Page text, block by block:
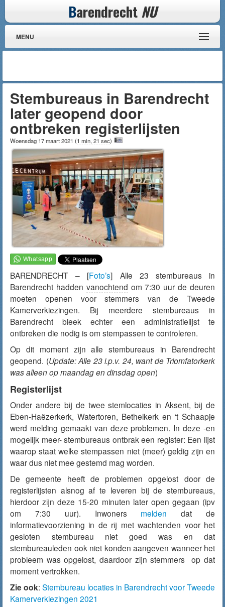
Barendrecht NU
MENU
Stembureaus in Barendrecht
later geopend door
ontbreken registerlijsten
Woensdag 17 maart 2021 (1 min, 21 sec)
BARENDRECHT – [Foto’s] Alle 23 stembureaus in
Barendrecht hadden vanochtend om 7:30 uur de deuren
moeten openen voor stemmers van de Tweede
Kamerverkiezingen. Bij meerdere stembureaus in
Barendrecht bleek echter een administratielijst te
ontbreken die nodig is om stempassen te controleren.
Op dit moment zijn alle stembureaus in Barendrecht
geopend. (Update: Alle 23 i.p.v. 24, want de Triomfatorkerk
was alleen op maandag en dinsdag open)
Registerlijst
Onder andere bij de twee stemlocaties in Aksent, bij de
Eben-Haëzerkerk, Watertoren, Bethelkerk en ‘t Schaapje
werd melding gemaakt van deze problemen. In deze -en
mogelijk meer- stembureaus ontbrak een register: Een lijst
waarop staat welke stempassen niet (meer) geldig zijn en
waar dus niet mee gestemd mag worden.
De gemeente heeft de problemen opgelost door de
registerlijsten alsnog af te leveren bij de stembureaus,
hierdoor zijn deze 15-20 minuten later open gegaan (ipv
om 7:30 uur). Inwoners melden dat de
informatievoorziening in de rij met wachtenden voor het
gesloten stembureau niet goed was en dat
stembureauleden ook niet konden aangeven wanneer het
probleem was opgelost, daardoor zijn stemmers op dat
moment vertrokken.
Zie ook: Stembureau locaties in Barendrecht voor Tweede
Kamerverkiezingen 2021